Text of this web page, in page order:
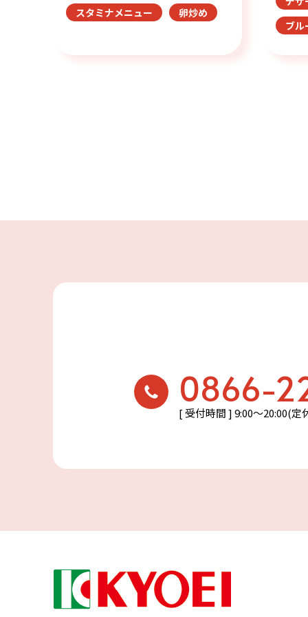
スタミナメニュー 卵炒め
ブル
0866-
[ 受付時間 ] 9:00〜20:00(定